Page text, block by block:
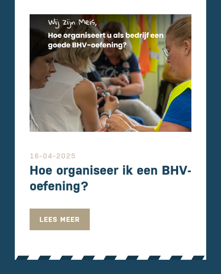
16-04-2025
Hoe organiseer ik een BHV-
oefening?
LEES MEER